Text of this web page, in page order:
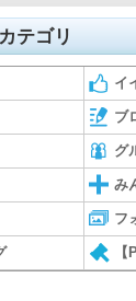
テゴリ
イ
ブ
グ
み
フ